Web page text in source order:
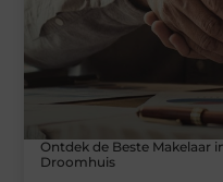
Ontdek de Beste Makelaar
Droomhuis